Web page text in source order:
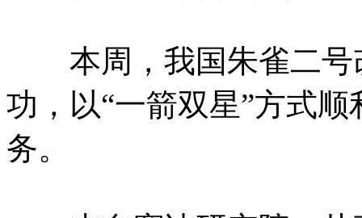
本周，我国朱雀二号
功，以“一箭双星”方式
务。